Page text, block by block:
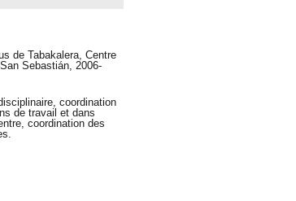
de Tabakalera, Centre
Sebastián, 2006-
coordination
de travail et dans
coordination des